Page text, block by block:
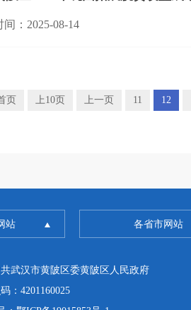
间：2025-08-14
页 上10页 上一页 11 12
站 各省市网站
武汉市黄陂区委黄陂区人民政府
：4201160025